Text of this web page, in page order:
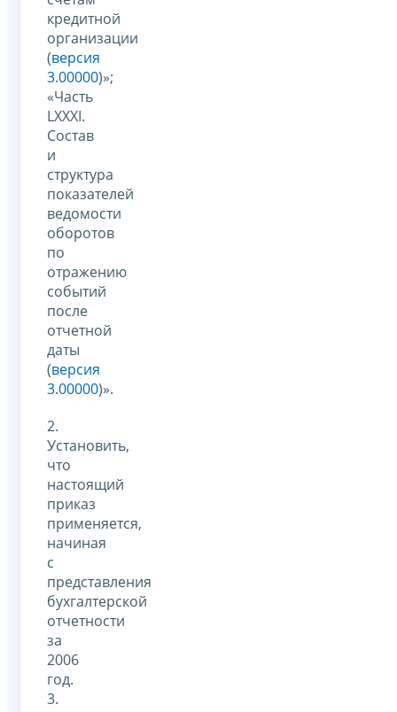
кредитной
организации
(версия
3.00000)»;
«Часть
LXXXI.
Состав
и
структура
показателей
ведомости
оборотов
по
отражению
событий
после
отчетной
даты
(версия
3.00000)».
2.
Установить,
что
настоящий
приказ
применяется,
начиная
с
представления
бухгалтерской
отчетности
за
2006
год.
3.